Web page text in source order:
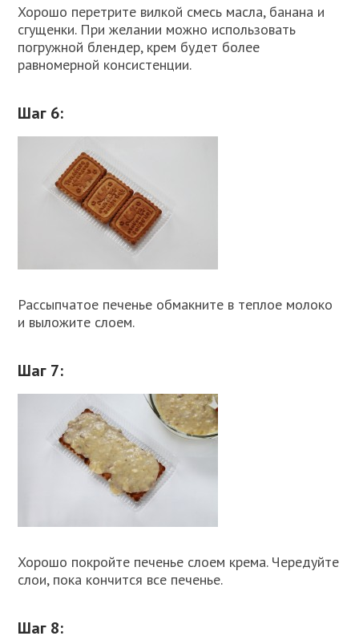
Хорошо перетрите вилкой смесь масла, банана и
сгущенки. При желании можно использовать
погружной блендер, крем будет более
равномерной консистенции.
Шаг 6:
Рассыпчатое печенье обмакните в теплое молоко
и выложите слоем.
Шаг 7:
Хорошо покройте печенье слоем крема. Чередуйте
слои, пока кончится все печенье.
Шаг 8: